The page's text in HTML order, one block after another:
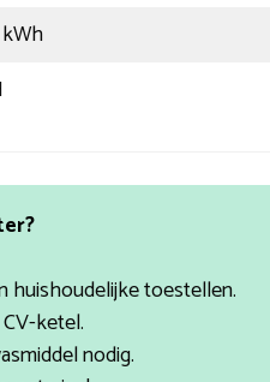
huishoudelijke toestellen.
ketel.
nodig.